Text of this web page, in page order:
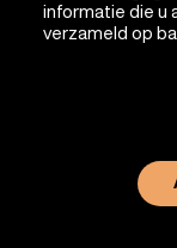
informatie die u
verzameld op